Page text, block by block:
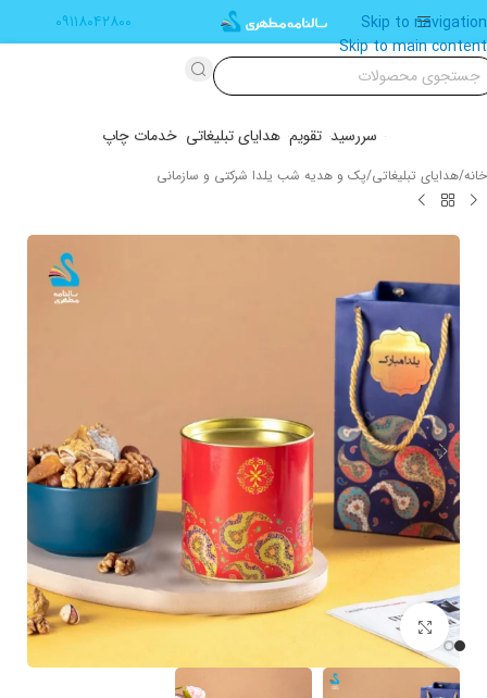
Skip to navigation
Skip to main content
۰۹۱۱۸۰۴۲۸۰۰
سررسید تقویم هدایای تبلیغاتی خدمات چاپ
خانه/هدایای تبلیغاتی/پک و هدیه شب یلدا شرکتی و سازمانی
بزرگنمایی تصویر